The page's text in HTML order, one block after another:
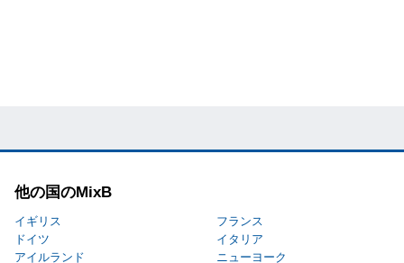
他の国のMixB
イギリス
フランス
ドイツ
イタリア
アイルランド
ニューヨーク